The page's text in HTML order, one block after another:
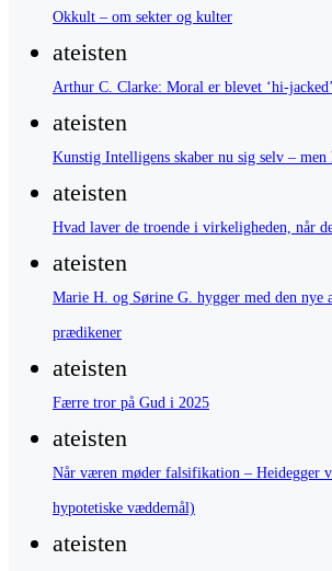
Okkult – om sekter og kulter
ateisten
Arthur C. Clarke: Moral er blevet ‘hi-
ateisten
Kunstig Intelligens skaber nu sig selv – men
ateisten
Hvad laver de troende i virkeligheden, når
ateisten
Marie H. og Sørine G. hygger med den nye
prædikener
ateisten
Færre tror på Gud i 2025
ateisten
Når væren møder falsifikation – Heidegger
hypotetiske væddemål)
ateisten